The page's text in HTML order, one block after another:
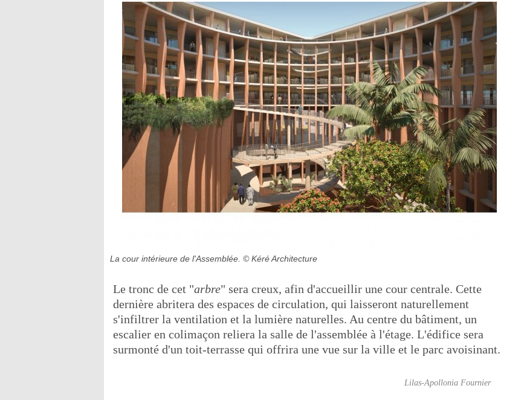
La cour intérieure de l'Assemblée. © Kéré Architecture
Le tronc de cet "arbre" sera creux, afin d'accueillir une cour centrale. Cette
dernière abritera des espaces de circulation, qui laisseront naturellement
s'infiltrer la ventilation et la lumière naturelles. Au centre du bâtiment, un
escalier en colimaçon reliera la salle de l'assemblée à l'étage. L'édifice sera
surmonté d'un toit-terrasse qui offrira une vue sur la ville et le parc avoisinant.
Lilas-Apollonia Fournier